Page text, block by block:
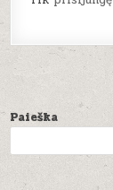
Paieška